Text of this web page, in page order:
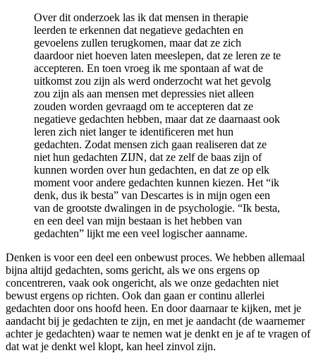
Over dit onderzoek las ik dat mensen in therapie
leerden te erkennen dat negatieve gedachten en
gevoelens zullen terugkomen, maar dat ze zich
daardoor niet hoeven laten meeslepen, dat ze leren ze te
accepteren. En toen vroeg ik me spontaan af wat de
uitkomst zou zijn als werd onderzocht wat het gevolg
zou zijn als aan mensen met depressies niet alleen
zouden worden gevraagd om te accepteren dat ze
negatieve gedachten hebben, maar dat ze daarnaast ook
leren zich niet langer te identificeren met hun
gedachten. Zodat mensen zich gaan realiseren dat ze
niet hun gedachten ZIJN, dat ze zelf de baas zijn of
kunnen worden over hun gedachten, en dat ze op elk
moment voor andere gedachten kunnen kiezen. Het “ik
denk, dus ik besta” van Descartes is in mijn ogen een
van de grootste dwalingen in de psychologie. “Ik besta,
en een deel van mijn bestaan is het hebben van
gedachten” lijkt me een veel logischer aanname.
Denken is voor een deel een onbewust proces. We hebben allemaal
bijna altijd gedachten, soms gericht, als we ons ergens op
concentreren, vaak ook ongericht, als we onze gedachten niet
bewust ergens op richten. Ook dan gaan er continu allerlei
gedachten door ons hoofd heen. En door daarnaar te kijken, met je
aandacht bij je gedachten te zijn, en met je aandacht (de waarnemer
achter je gedachten) waar te nemen wat je denkt en je af te vragen of
dat wat je denkt wel klopt, kan heel zinvol zijn.